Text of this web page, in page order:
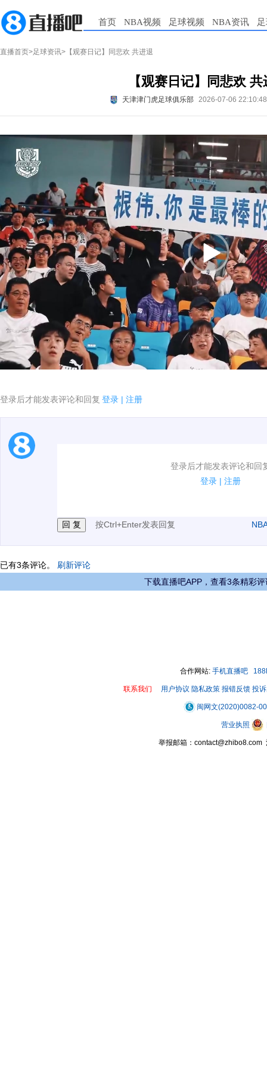
首页 NBA视频 足球视频 NBA资讯
直播首页>足球资讯>【观赛日记】同悲欢 共进退
【观赛日记】同悲欢
天津津门虎足球俱乐部 2026-07-06
登录后才能发表评论和回复 登录 | 注册
登录后才能发表评论和回
登录 | 注册
1.电脑端新用户可以发表评论了！
按Ctrl+Enter发表回复
已有3条评论。 刷新评论
下载直播吧APP，查看3条精彩评
合作网站: 手机直播吧
联系我们 用户协议 隐私政策 报错反馈 投
闽网文(2020)0082-
营业执照
举报邮箱：